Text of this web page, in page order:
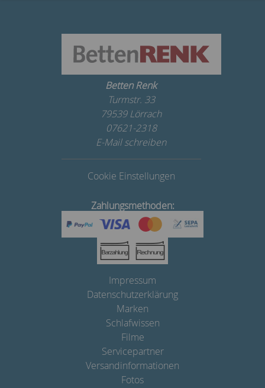
Betten Renk
Turmstr. 33
79539 Lörrach
07621-2318
E-Mail schreiben
Cookie Einstellungen
Zahlungsmethoden:
Impressum
Datenschutzerklärung
Marken
Schlafwissen
Filme
Servicepartner
Versandinformationen
Fotos